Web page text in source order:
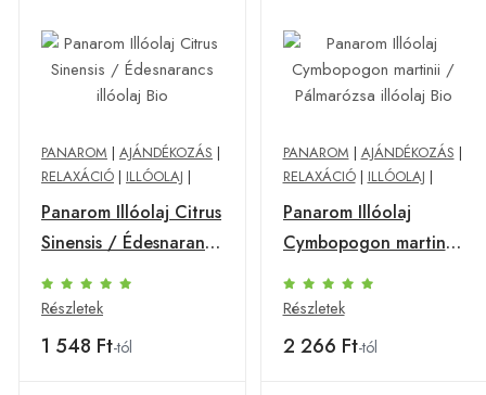
PANAROM | AJÁNDÉKOZÁS |
RELAXÁCIÓ | ILLÓOLAJ |
Panarom Illóolaj Citrus
Sinensis / Édesnarancs
illóolaj Bio
Részletek
1 548 Ft-tól
PANAROM | AJÁNDÉKOZÁS |
RELAXÁCIÓ| ILLÓOLAJ |
Panarom Illóolaj
Cymbopogon martinii
/ Pálmarózsa illóolaj
Bio
Részletek
2 266 Ft-tól